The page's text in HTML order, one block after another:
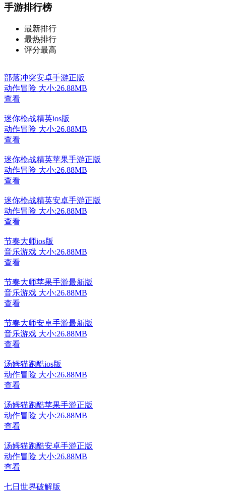
手游排行榜
最新排行
最热排行
评分最高
部落冲突安卓手游正版
动作冒险 大小:26.88MB
查看
迷你枪战精英ios版
动作冒险 大小:26.88MB
查看
迷你枪战精英苹果手游正版
动作冒险 大小:26.88MB
查看
迷你枪战精英安卓手游正版
动作冒险 大小:26.88MB
查看
节奏大师ios版
音乐游戏 大小:26.88MB
查看
节奏大师苹果手游最新版
音乐游戏 大小:26.88MB
查看
节奏大师安卓手游最新版
音乐游戏 大小:26.88MB
查看
汤姆猫跑酷ios版
动作冒险 大小:26.88MB
查看
汤姆猫跑酷苹果手游正版
动作冒险 大小:26.88MB
查看
汤姆猫跑酷安卓手游正版
动作冒险 大小:26.88MB
查看
七日世界破解版